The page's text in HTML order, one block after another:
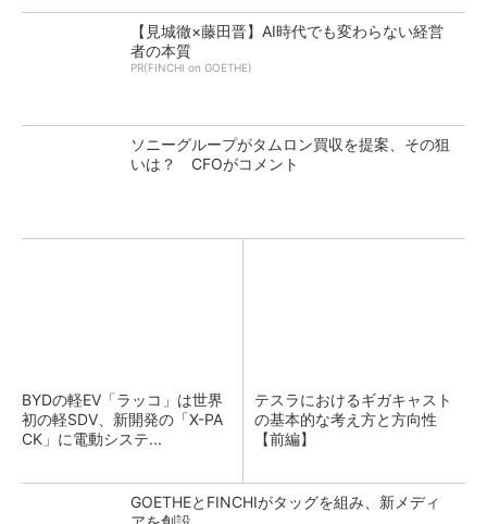
【見城徹×藤田晋】AI時代でも変わらない経営
者の本質
PR(FINCHI on GOETHE)
ソニーグループがタムロン買収を提案、その狙
いは？ CFOがコメント
BYDの軽EV「ラッコ」は世界
初の軽SDV、新開発の「X-PA
CK」に電動システ...
テスラにおけるギガキャスト
の基本的な考え方と方向性
【前編】
GOETHEとFINCHIがタッグを組み、新メディ